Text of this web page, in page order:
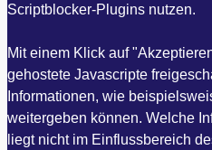
Scriptblocker-Plugins nutzen.
Mit einem Klick auf
gehostete Javascripte
Informationen, wie
weitergeben können. Welche
liegt nicht im Einflussbereich